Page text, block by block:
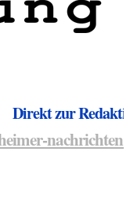
Direkt zur